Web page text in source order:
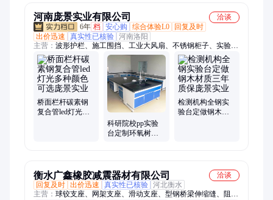
河南庞景实业有限公司
洽谈
6年 档 安心购 综合体验L0
回复及时
出价迅速
真实性已核验 河南洛阳
主营： 波形护栏、施工围挡、工业大风扇、不锈钢柜子、实验
台、市政护栏、活动房、高速防撞垫、活动护栏、护栏网、声屏
障、围墙护栏、水泥仿木护栏、桥梁护栏、缆索护栏、双层床
桥面栏杆碳素钢
复合管led灯光多
科研院校pp实验
台定制环氧树脂
检测机构全钢实
验台定做钢木材
衡水广鑫橡胶减震器材有限公司
洽谈
回复及时 出价迅速 真实性已核验 河北衡水
主营： 球铰支座、网架支座、滑动支座、型钢桥梁伸缩缝、阻尼